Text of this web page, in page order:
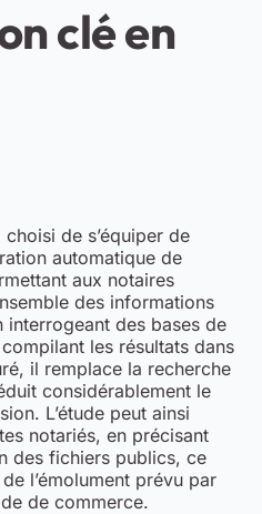
clé en
choisi de s’équiper de
automatique de
aux notaires
des informations
interrogeant des bases de
les résultats dans
il remplace la recherche
considérablement le
L’étude peut ainsi
notariés, en précisant
des fichiers publics, ce
l’émolument prévu par
de commerce.